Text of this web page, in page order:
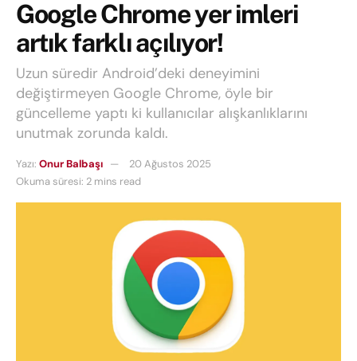
Google Chrome yer imleri
artık farklı açılıyor!
Uzun süredir Android’deki deneyimini
değiştirmeyen Google Chrome, öyle bir
güncelleme yaptı ki kullanıcılar alışkanlıklarını
unutmak zorunda kaldı.
Yazı: Onur Balbaşı
20 Ağustos 2025
Okuma süresi: 2 mins read